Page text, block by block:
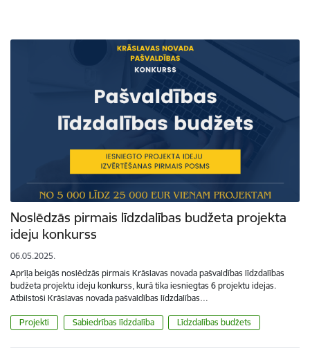
Noslēdzās pirmais līdzdalības budžeta projekta
ideju konkurss
06.05.2025.
Aprīļa beigās noslēdzās pirmais Krāslavas novada pašvaldības līdzdalības
budžeta projektu ideju konkurss, kurā tika iesniegtas 6 projektu idejas.
Atbilstoši Krāslavas novada pašvaldības līdzdalības…
Projekti Sabiedrības līdzdalība Līdzdalības budžets